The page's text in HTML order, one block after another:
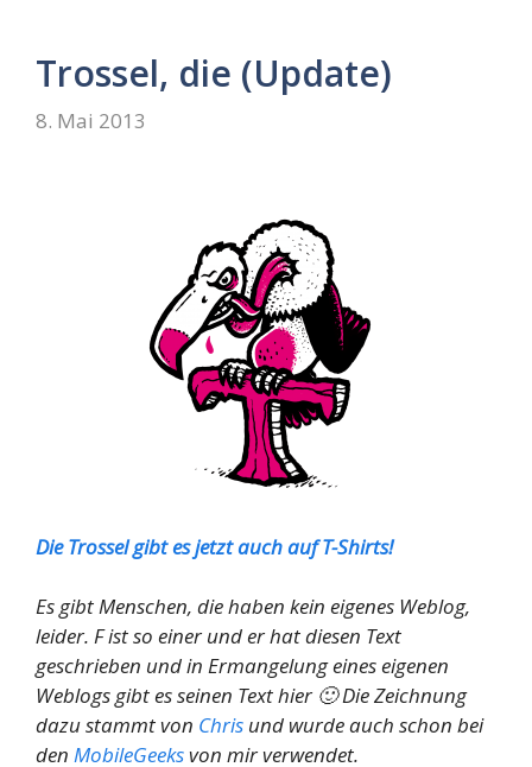
Trossel, die (Update)
8. Mai 2013
Die Trossel gibt es jetzt auch auf T-Shirts!
Es gibt Menschen, die haben kein eigenes Weblog,
leider. F ist so einer und er hat diesen Text
geschrieben und in Ermangelung eines eigenen
Weblogs gibt es seinen Text hier 🙂 Die Zeichnung
dazu stammt von Chris und wurde auch schon bei
den MobileGeeksvon mir verwendet.